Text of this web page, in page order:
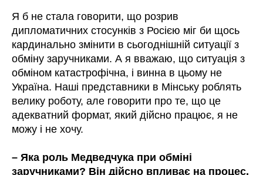
Я б не стала говорити, що розрив
дипломатичних стосунків з Росією міг би щось
кардинально змінити в сьогоднішній ситуації з
обміну заручниками. А я вважаю, що ситуація з
обміном катастрофічна, і винна в цьому не
Україна. Наші представники в Мінську роблять
велику роботу, але говорити про те, що це
адекватний формат, який дійсно працює, я не
можу і не хочу.
– Яка роль Медведчука при обміні
заручниками? Він дійсно впливає на процес,